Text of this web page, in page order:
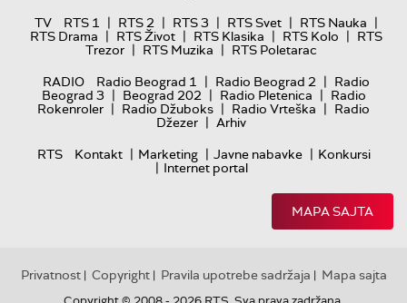
TV
RTS 1 | RTS 2 | RTS 3 | RTS Svet | RTS Nauka |
RTS Drama | RTS Život | RTS Klasika | RTS Kolo | RTS
Trezor | RTS Muzika | RTS Poletarac
RADIO
Radio Beograd 1 | Radio Beograd 2 | Radio
Beograd 3 | Beograd 202 | Radio Pletenica | Radio
Rokenroler | Radio Džuboks | Radio Vrteška | Radio
Džezer | Arhiv
RTS
Kontakt | Marketing | Javne nabavke | Konkursi
| Internet portal
MAPA SAJTA
Privatnost| Copyright| Pravila upotrebe sadržaja | Mapa sajta